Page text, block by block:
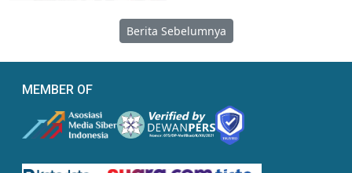
Berita Sebelumnya
MEMBER OF